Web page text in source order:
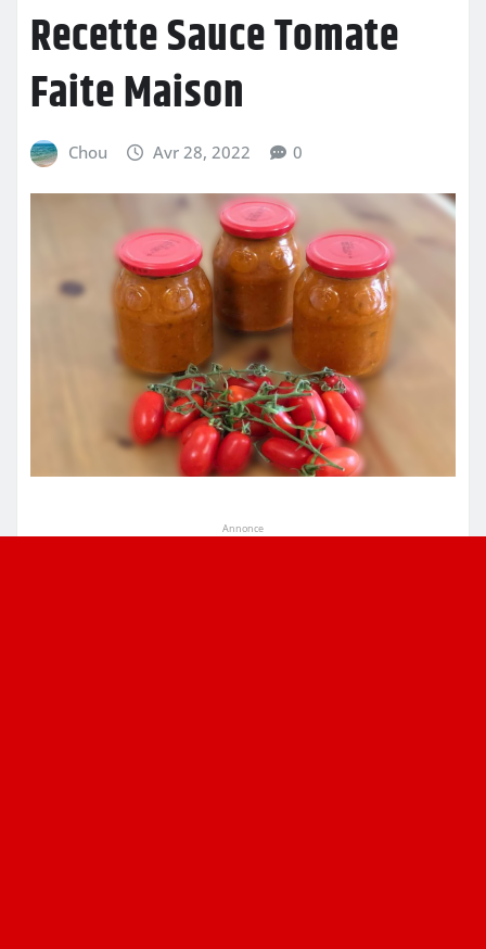
Recette Sauce Tomate
Faite Maison
Chou Avr 28, 2022 0
Annonce